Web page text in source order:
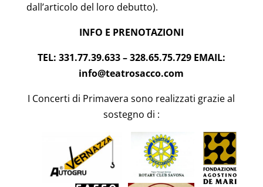
dall’articolo del loro debutto).
INFO E PRENOTAZIONI
TEL: 331.77.39.633 – 328.65.75.729 EMAIL:
info@teatrosacco.com
I Concerti di Primavera sono realizzati grazie al
sostegno di :